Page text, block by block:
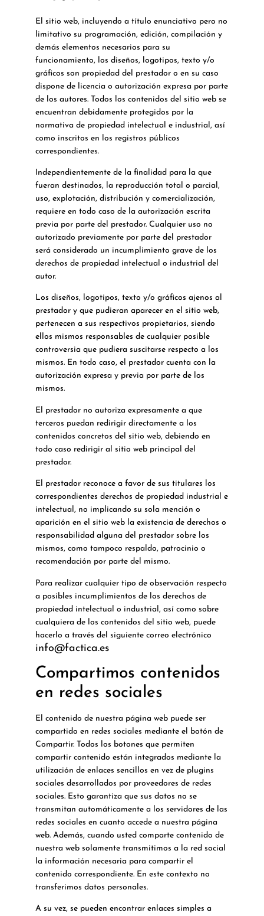
El sitio web, incluyendo a título enunciativo pero no
limitativo su programación, edición, compilación y
demás elementos necesarios para su
funcionamiento, los diseños, logotipos, texto y/o
gráficos son propiedad del prestador o en su caso
dispone de licencia o autorización expresa por parte
de los autores. Todos los contenidos del sitio web se
encuentran debidamente protegidos por la
normativa de propiedad intelectual e industrial, así
como inscritos en los registros públicos
correspondientes.
Independientemente de la finalidad para la que
fueran destinados, la reproducción total o parcial,
uso, explotación, distribución y comercialización,
requiere en todo caso de la autorización escrita
previa por parte del prestador. Cualquier uso no
autorizado previamente por parte del prestador
será considerado un incumplimiento grave de los
derechos de propiedad intelectual o industrial del
autor.
Los diseños, logotipos, texto y/o gráficos ajenos al
prestador y que pudieran aparecer en el sitio web,
pertenecen a sus respectivos propietarios, siendo
ellos mismos responsables de cualquier posible
controversia que pudiera suscitarse respecto a los
mismos. En todo caso, el prestador cuenta con la
autorización expresa y previa por parte de los
mismos.
El prestador no autoriza expresamente a que
terceros puedan redirigir directamente a los
contenidos concretos del sitio web, debiendo en
todo caso redirigir al sitio web principal del
prestador.
El prestador reconoce a favor de sus titulares los
correspondientes derechos de propiedad industrial e
intelectual, no implicando su sola mención o
aparición en el sitio web la existencia de derechos o
responsabilidad alguna del prestador sobre los
mismos, como tampoco respaldo, patrocinio o
recomendación por parte del mismo.
Para realizar cualquier tipo de observación respecto
a posibles incumplimientos de los derechos de
propiedad intelectual o industrial, así como sobre
cualquiera de los contenidos del sitio web, puede
hacerlo a través del siguiente correo electrónico
info@factica.es
Compartimos contenidos
en redes sociales
El contenido de nuestra página web puede ser
compartido en redes sociales mediante el botón de
Compartir. Todos los botones que permiten
compartir contenido están integrados mediante la
utilización de enlaces sencillos en vez de plugins
sociales desarrollados por proveedores de redes
sociales. Esto garantiza que sus datos no se
transmitan automáticamente a los servidores de las
redes sociales en cuanto accede a nuestra página
web. Además, cuando usted comparte contenido de
nuestra web solamente transmitimos a la red social
la información necesaria para compartir el
contenido correspondiente. En este contexto no
transferimos datos personales.
A su vez, se pueden encontrar enlaces simples a